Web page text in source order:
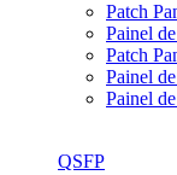
Patch
Painel
Patch
Painel
Painel
QSFP